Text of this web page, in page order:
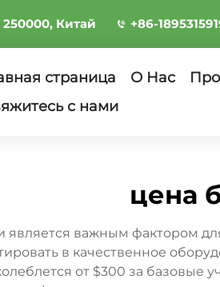
Китай +86-
страница О Нас
с нами
цена
является важным фактором
в качественное
от $300 за базовые